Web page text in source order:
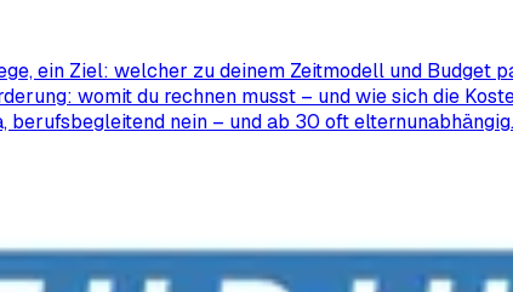
ein Ziel: welcher zu deinem Zeitmodell und Budget
womit du rechnen musst – und wie sich die
berufsbegleitend nein – und ab 30 oft